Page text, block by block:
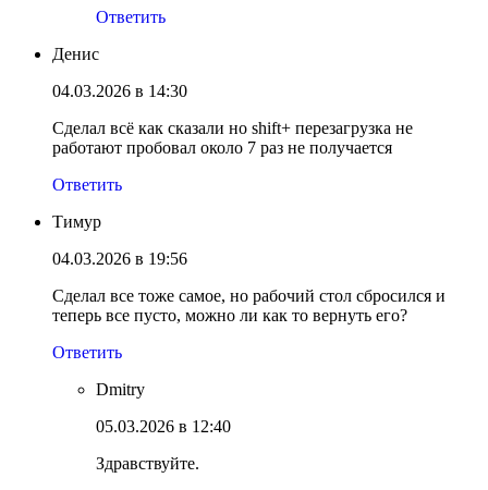
Ответить
Денис
04.03.2026 в 14:30
Сделал всё как сказали но shift+ перезагрузка не
работают пробовал около 7 раз не получается
Ответить
Тимур
04.03.2026 в 19:56
Сделал все тоже самое, но рабочий стол сбросился и
теперь все пусто, можно ли как то вернуть его?
Ответить
Dmitry
05.03.2026 в 12:40
Здравствуйте.